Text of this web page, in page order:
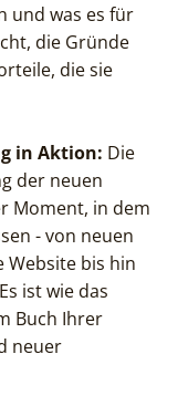
und was es für
die Gründe
die sie
in Aktion: Die
der neuen
Moment, in dem
- von neuen
bis hin
ist wie das
Buch Ihrer
neuer